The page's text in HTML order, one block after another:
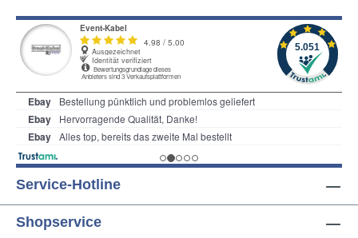
Service-Hotline
Shopservice